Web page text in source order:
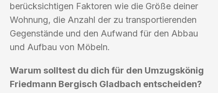
berücksichtigen Faktoren wie die Größe deiner
Wohnung, die Anzahl der zu transportierenden
Gegenstände und den Aufwand für den Abbau
und Aufbau von Möbeln.
Warum solltest du dich für den Umzugskönig
Friedmann Bergisch Gladbach entscheiden?